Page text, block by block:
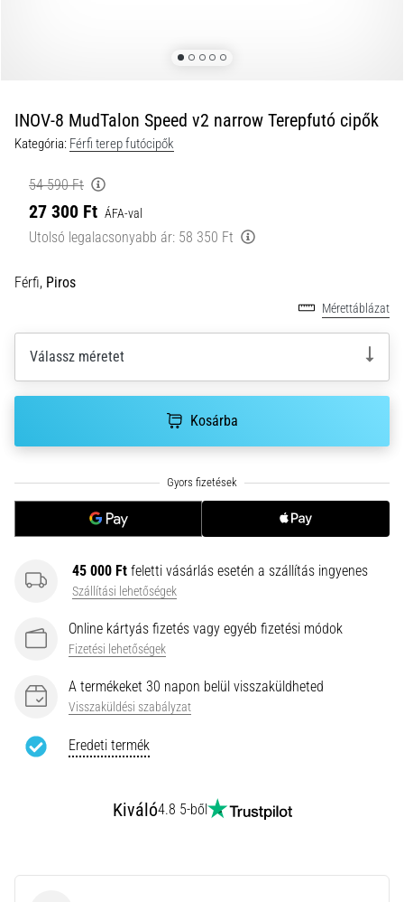
egyszer
minden
futót
elér,
legyen
szó
amatőrről
profiról.
fájdalom…
2026.08.05.
Plantar
Fasciitis:
Tünetek,
és
leghatékonyabb
Éles
sarokfájdalmat
futás
vagy
után?
a
INOV-8 MudTalon Speed v2 narrow Terepfutó cipők
Kategória: Férfi terep futócipők
54 590 Ft
27 300 Ft ÁFA-val
Utolsó legalacsonyabb ár: 58 350 Ft
Férfi, Piros
Mérettáblázat
Válassz méretet
Kosárba
45 000 Ft feletti vásárlás esetén a szállítás ingyenes
Szállítási lehetőségek
Online kártyás fizetés vagy egyéb fizetési módok
Fizetési lehetőségek
A termékeket 30 napon belül visszaküldheted
Visszaküldési szabályzat
Eredeti termék
Kiváló4.8 5-ből